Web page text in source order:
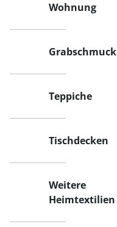
Wohnung
Grabschmuck
Teppiche
Tischdecken
Weitere
Heimtextilien